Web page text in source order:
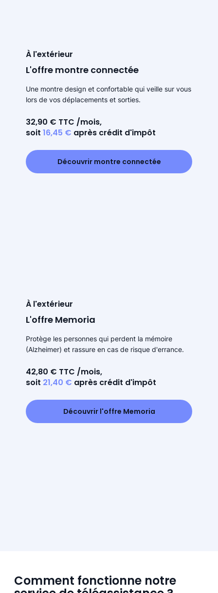
À l'extérieur
L'offre montre connectée
Une montre design et confortable qui veille sur vous
lors de vos déplacements et sorties.
32,90 € TTC /mois,
soit 16,45 € après crédit d'impôt
Découvrir montre connectée
À l'extérieur
L'offre Memoria
Protège les personnes qui perdent la mémoire
(Alzheimer) et rassure en cas de risque d'errance.
42,80 € TTC /mois,
soit 21,40 € après crédit d'impôt
Découvrir l'offre Memoria
Comment fonctionne notre